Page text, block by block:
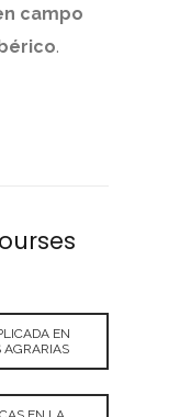
campo
.
EN
AGRARIAS